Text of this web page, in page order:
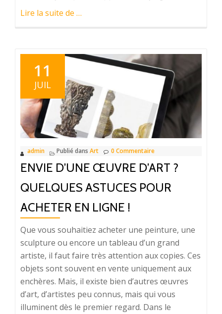
Lire la suite de à
…
11
JUIL
admin Publié dans Art 0 Commentaire
ENVIE D’UNE ŒUVRE D’ART ?
QUELQUES ASTUCES POUR
ACHETER EN LIGNE !
Que vous souhaitiez acheter une peinture, une
sculpture ou encore un tableau d’un grand
artiste, il faut faire très attention aux copies. Ces
objets sont souvent en vente uniquement aux
enchères. Mais, il existe bien d’autres œuvres
d’art, d’artistes peu connus, mais qui vous
illuminent dès le premier regard. Dans le